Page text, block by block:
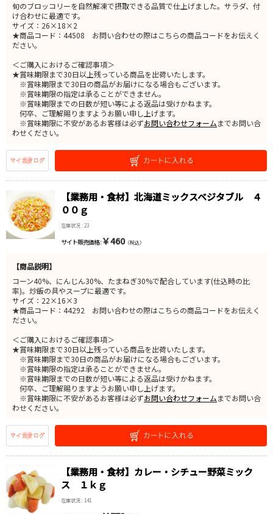
旬のブロッコリーを自然解凍で摂取できる品質で仕上げました。サラダ、付
け合わせに最適です。
サイズ：26×18×2
★商品コード：44508 お問い合わせの際はこちらの商品コードをお伝えく
ださい。
＜ご購入におけるご確認事項＞
★賞味期限まで30日以上残っている商品を出荷いたします。
※賞味期限まで30日の商品がお届けになる場合もございます。
※賞味期限の指定は承ることができません。
※賞味期限までの日数が短い等による返品は受けかねます。
何卒、ご理解賜りますようお願い申し上げます。
※賞味期限に不安があるお客様は必ずお問い合わせフォームまでお問い合
わせください。
【業務用・食材】北海道ミックスベジタブル ４
００ｇ
在庫状況 : 23
サイト販売価格 : ￥460（税込）
【商品説明】
コーン40%、にんじん30%、たまねぎ30%で配合しています(仕込時の比
率)。炒飯の具やスープに最適です。
サイズ：22×16×3
★商品コード：44292 お問い合わせの際はこちらの商品コードをお伝えく
ださい。
＜ご購入におけるご確認事項＞
★賞味期限まで30日以上残っている商品を出荷いたします。
※賞味期限まで30日の商品がお届けになる場合もございます。
※賞味期限の指定は承ることができません。
※賞味期限までの日数が短い等による返品は受けかねます。
何卒、ご理解賜りますようお願い申し上げます。
※賞味期限に不安があるお客様は必ずお問い合わせフォームまでお問い合
わせください。
【業務用・食材】カレー・シチュー野菜ミック
ス １ｋｇ
在庫状況 : 141